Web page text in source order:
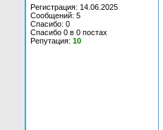
Регистрация: 14.06.2025
Сообщений: 5
Спасибо: 0
Спасибо 0 в 0 постах
Репутация: 10